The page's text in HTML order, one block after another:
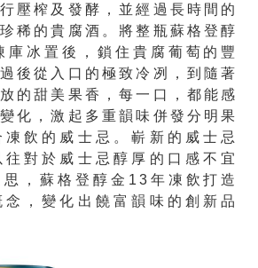
壓榨及發酵，並經過長時間的
稀的貴腐酒。將整瓶蘇格登醇
庫冰置後，鎖住貴腐葡萄的豐
後從入口的極致冷冽，到隨著
的甜美果香，每一口，都能感
化，激起多重韻味併發分明果
飲的威士忌。嶄新的威士忌
對於威士忌醇厚的口感不宜
，蘇格登醇金13年凍飲打造
，變化出饒富韻味的創新品